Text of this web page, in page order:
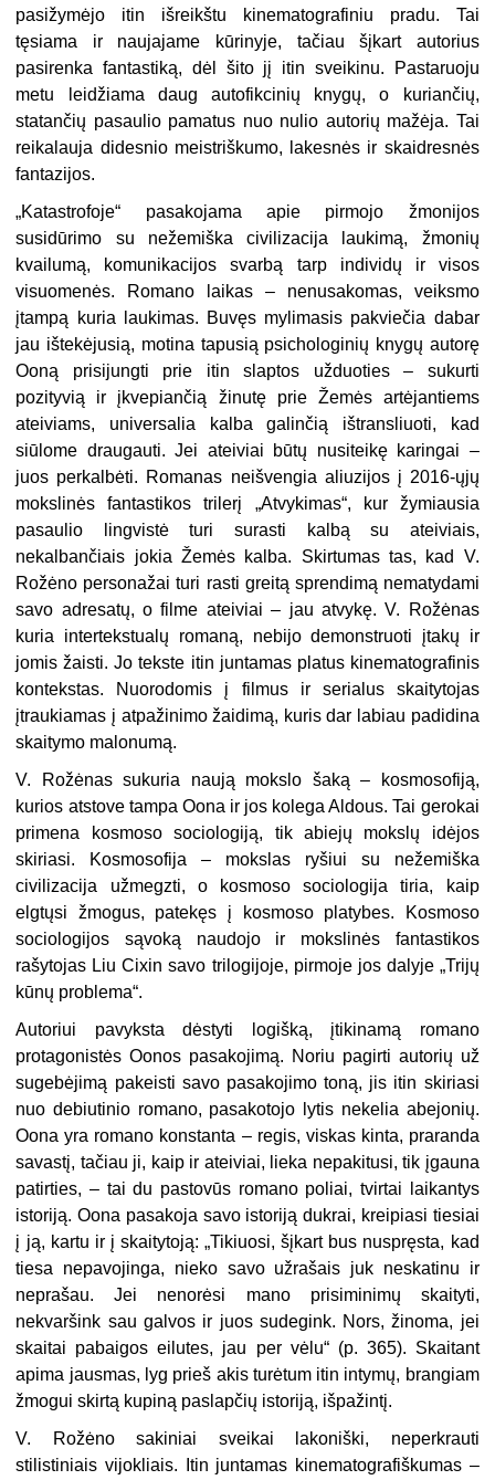
pasižymėjo itin išreikštu kinematografiniu pradu. Tai
tęsiama ir naujajame kūrinyje, tačiau šįkart autorius
pasirenka fantastiką, dėl šito jį itin sveikinu. Pastaruoju
metu leidžiama daug autofikcinių knygų, o kuriančių,
statančių pasaulio pamatus nuo nulio autorių mažėja. Tai
reikalauja didesnio meistriškumo, lakesnės ir skaidresnės
fantazijos.
„Katastrofoje“ pasakojama apie pirmojo žmonijos
susidūrimo su nežemiška civilizacija laukimą, žmonių
kvailumą, komunikacijos svarbą tarp individų ir visos
visuomenės. Romano laikas – nenusakomas, veiksmo
įtampą kuria laukimas. Buvęs mylimasis pakviečia dabar
jau ištekėjusią, motina tapusią psichologinių knygų autorę
Ooną prisijungti prie itin slaptos užduoties – sukurti
pozityvią ir įkvepiančią žinutę prie Žemės artėjantiems
ateiviams, universalia kalba galinčią ištransliuoti, kad
siūlome draugauti. Jei ateiviai būtų nusiteikę karingai –
juos perkalbėti. Romanas neišvengia aliuzijos į 2016-ųjų
mokslinės fantastikos trilerį „Atvykimas“, kur žymiausia
pasaulio lingvistė turi surasti kalbą su ateiviais,
nekalbančiais jokia Žemės kalba. Skirtumas tas, kad V.
Rožėno personažai turi rasti greitą sprendimą nematydami
savo adresatų, o filme ateiviai – jau atvykę. V. Rožėnas
kuria intertekstualų romaną, nebijo demonstruoti įtakų ir
jomis žaisti. Jo tekste itin juntamas platus kinematografinis
kontekstas. Nuorodomis į filmus ir serialus skaitytojas
įtraukiamas į atpažinimo žaidimą, kuris dar labiau padidina
skaitymo malonumą.
V. Rožėnas sukuria naują mokslo šaką – kosmosofiją,
kurios atstove tampa Oona ir jos kolega Aldous. Tai gerokai
primena kosmoso sociologiją, tik abiejų mokslų idėjos
skiriasi. Kosmosofija – mokslas ryšiui su nežemiška
civilizacija užmegzti, o kosmoso sociologija tiria, kaip
elgtųsi žmogus, patekęs į kosmoso platybes. Kosmoso
sociologijos sąvoką naudojo ir mokslinės fantastikos
rašytojas Liu Cixin savo trilogijoje, pirmoje jos dalyje „Trijų
kūnų problema“.
Autoriui pavyksta dėstyti logišką, įtikinamą romano
protagonistės Oonos pasakojimą. Noriu pagirti autorių už
sugebėjimą pakeisti savo pasakojimo toną, jis itin skiriasi
nuo debiutinio romano, pasakotojo lytis nekelia abejonių.
Oona yra romano konstanta – regis, viskas kinta, praranda
savastį, tačiau ji, kaip ir ateiviai, lieka nepakitusi, tik įgauna
patirties, – tai du pastovūs romano poliai, tvirtai laikantys
istoriją. Oona pasakoja savo istoriją dukrai, kreipiasi tiesiai
į ją, kartu ir į skaitytoją: „Tikiuosi, šįkart bus nuspręsta, kad
tiesa nepavojinga, nieko savo užrašais juk neskatinu ir
neprašau. Jei nenorėsi mano prisiminimų skaityti,
nekvaršink sau galvos ir juos sudegink. Nors, žinoma, jei
skaitai pabaigos eilutes, jau per vėlu“ (p. 365). Skaitant
apima jausmas, lyg prieš akis turėtum itin intymų, brangiam
žmogui skirtą kupiną paslapčių istoriją, išpažintį.
V. Rožėno sakiniai sveikai lakoniški, neperkrauti
stilistiniais vijokliais. Itin juntamas kinematografiškumas –